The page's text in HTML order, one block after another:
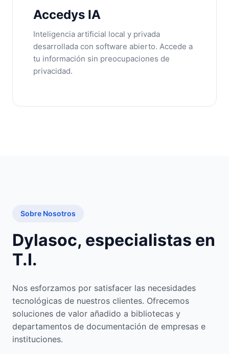
Accedys IA
Inteligencia artificial local y privada
desarrollada con software abierto. Accede a
tu información sin preocupaciones de
privacidad.
Sobre Nosotros
Dylasoc, especialistas en
T.I.
Nos esforzamos por satisfacer las necesidades
tecnológicas de nuestros clientes. Ofrecemos
soluciones de valor añadido a bibliotecas y
departamentos de documentación de empresas e
instituciones.